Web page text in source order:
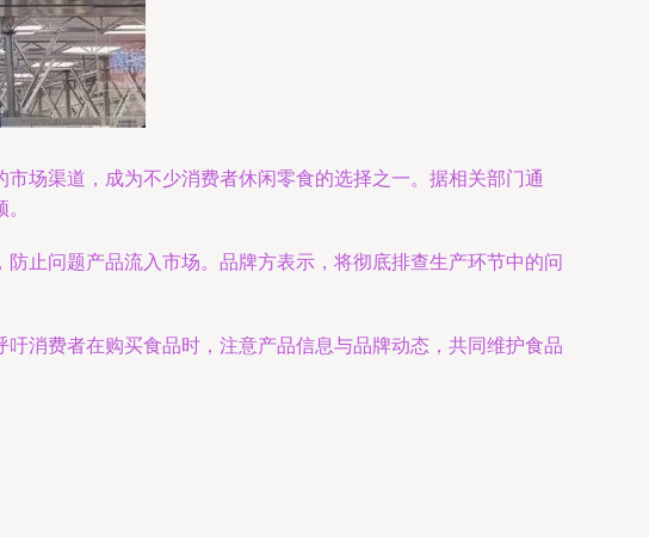
场渠道，成为不少消费者休闲零食的选择之一。据相关部门通
止问题产品流入市场。品牌方表示，将彻底排查生产环节中的问
消费者在购买食品时，注意产品信息与品牌动态，共同维护食品